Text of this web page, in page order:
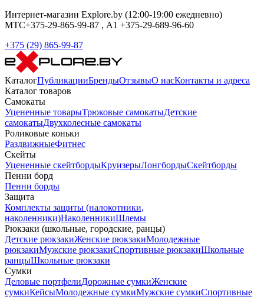
Интернет-магазин Explore.by (12:00-19:00 ежедневно)
МТС+375-29-865-99-87 , А1 +375-29-689-96-60
+375 (29) 865-99-87
КаталогПубликацииБрендыОтзывыО насКонтакты и адреса
Каталог товаров
Самокаты
Уцененные товарыТрюковые самокатыДетские
самокатыДвухколесные самокаты
Роликовые коньки
РаздвижныеФитнес
Скейты
Уцененные скейтбордыКруизерыЛонгбордыСкейтборды
Пенни борд
Пенни борды
Защита
Комплекты защиты (налокотники,
наколенники)НаколенникиШлемы
Рюкзаки (школьные, городские, ранцы)
Детские рюкзакиЖенские рюкзакиМолодежные
рюкзакиМужские рюкзакиСпортивные рюкзакиШкольные
ранцыШкольные рюкзаки
Сумки
Деловые портфелиДорожные сумкиЖенские
сумкиКейсыМолодежные сумкиМужские сумкиСпортивные